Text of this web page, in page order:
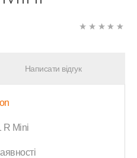
Написати відгук
R Mini